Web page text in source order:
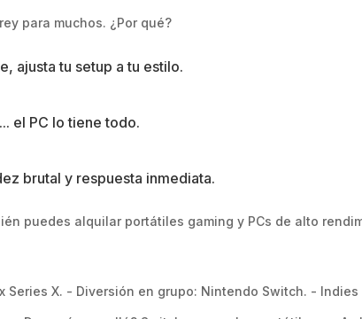
para muchos. ¿Por qué?
ajusta tu setup a tu estilo.
el PC lo tiene todo.
brutal y respuesta inmediata.
puedes alquilar portátiles gaming y PCs de alto
X. - Diversión en grupo: Nintendo Switch. - Indies